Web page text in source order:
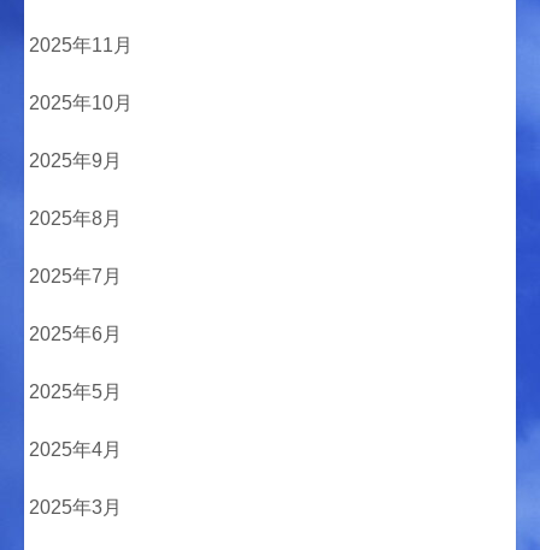
2025年11月
2025年10月
2025年9月
2025年8月
2025年7月
2025年6月
2025年5月
2025年4月
2025年3月